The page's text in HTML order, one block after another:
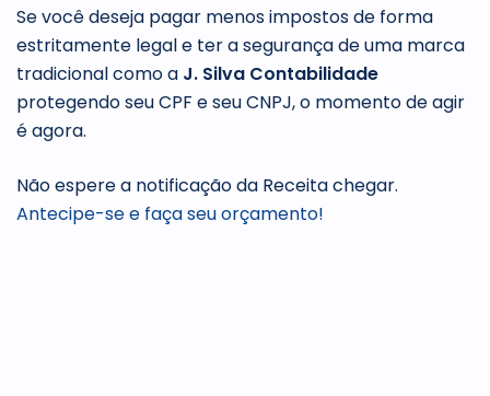
Se você deseja pagar menos impostos de forma
estritamente legal e ter a segurança de uma marca
tradicional como a J. Silva Contabilidade
protegendo seu CPF e seu CNPJ, o momento de agir
é agora.
Não espere a notificação da Receita chegar.
Antecipe-se e faça seu orçamento!